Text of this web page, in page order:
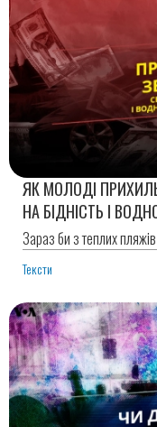
ЯК МОЛОДІ
НА БІДНІСТЬ І
Зараз би з теплих
Тексти